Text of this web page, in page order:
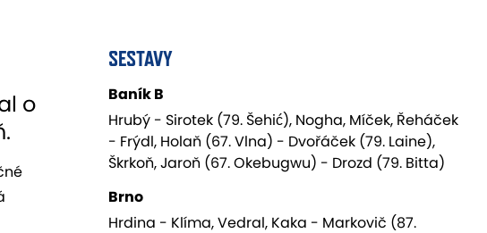
o
SESTAVY
Baník B
Hrubý - Sirotek (79. Šehić), Nogha, Míček, Řeháček
- Frýdl, Holaň (67. Vlna) - Dvořáček (79. Laine),
Škrkoň, Jaroň (67. Okebugwu) - Drozd (79. Bitta)
Brno
Hrdina - Klíma, Vedral, Kaka - Markovič (87.